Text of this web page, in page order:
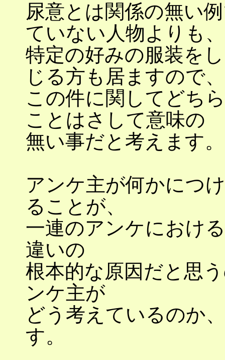
尿意とは関係の無い
ていない人物よりも、
特定の好みの服装を
じる方も居ますので、
この件に関してどち
ことはさして意味の
無い事だと考えます。
アンケ主が何かにつ
ることが、
一連のアンケにおけ
違いの
根本的な原因だと思
ンケ主が
どう考えているのか
す。